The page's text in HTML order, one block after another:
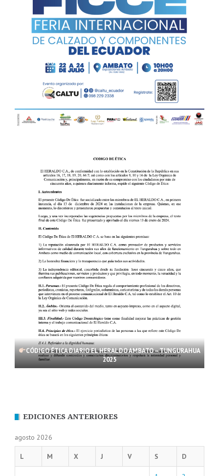
CÓDIGO ÉTICA DIARIO EL HERALDO AMBATO – TUNGURAHUA
2025
EDICIONES ANTERIORES
agosto 2026
L M X J V S D